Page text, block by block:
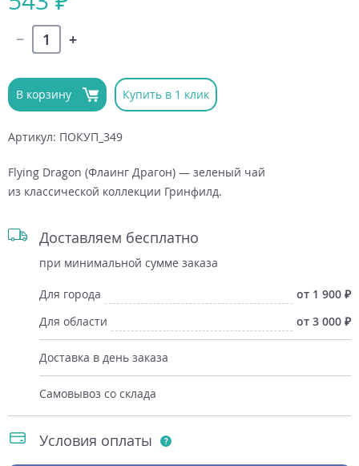
В корзину Купить в 1 клик
Артикул: ПОКУП_349
Flying Dragon (Флаинг Драгон) — зеленый чай
из классической коллекции Гринфилд.
Доставляем бесплатно
при минимальной сумме заказа
Для города
от 1 900
Для области
от 3 000
Доставка в день заказа
Самовывоз со склада
Условия оплаты